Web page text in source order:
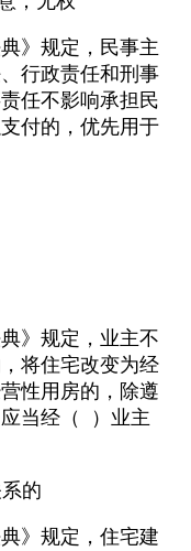
》规定，民事主
行政责任和刑事
任不影响承担民
付的，优先用于
》规定，业主不
将住宅改变为经
性用房的，除遵
当经（ ）业主
的
》规定，住宅建